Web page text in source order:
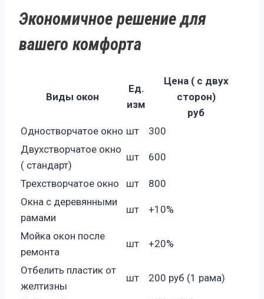
Экономичное решение для
вашего комфорта
Виды окон
Ед.
изм
Цена ( с двух
сторон)
руб
Одностворчатое окно шт
300
Двухстворчатое окно
( стандарт)
шт 600
Трехстворчатое окно шт
800
Окна с деревянными
рамами
шт +10%
Мойка окон после
ремонта
шт +20%
Отбелить пластик от
желтизны
шт 200 руб (1 рама)